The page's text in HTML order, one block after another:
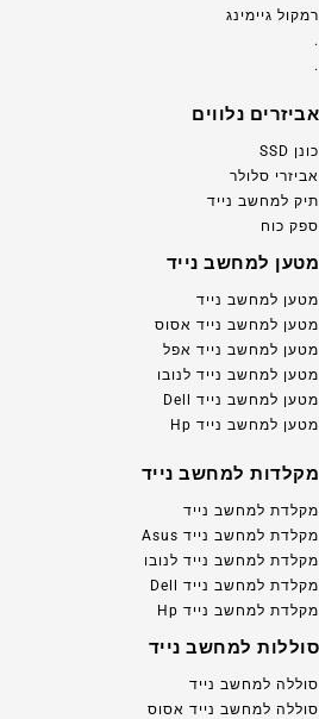
רמקול גיימינג
.
.
אביזרים נלווים
כונן SSD
אביזרי סלולר
תיק למחשב נייד
ספק כוח
מטען למחשב נייד
מטען למחשב נייד
מטען למחשב נייד אסוס
מטען למחשב נייד אפל
מטען למחשב נייד לנובו
מטען למחשב נייד Dell
מטען למחשב נייד Hp
מקלדות למחשב נייד
מקלדת למחשב נייד
מקלדת למחשב נייד Asus
מקלדת למחשב נייד לנובו
מקלדת למחשב נייד Dell
מקלדת למחשב נייד Hp
סוללות למחשב נייד
סוללה למחשב נייד
סוללה למחשב נייד אסוס